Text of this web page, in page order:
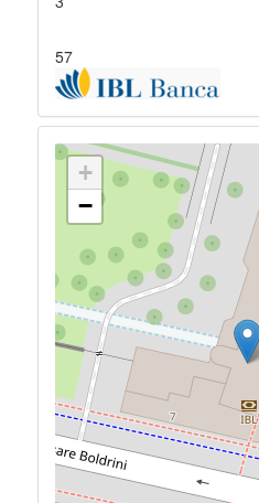
57
+
−